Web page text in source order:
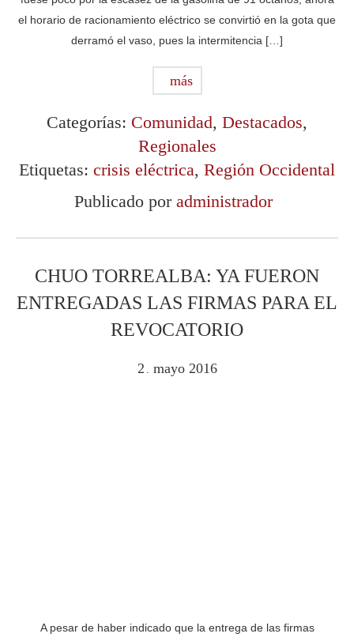
el horario de racionamiento eléctrico se convirtió en la gota que
derramó el vaso, pues la intermitencia […]
más
Categorías: Comunidad, Destacados,
Regionales
Etiquetas: crisis eléctrica, Región Occidental
Publicado por administrador
CHUO TORREALBA: YA FUERON
ENTREGADAS LAS FIRMAS PARA EL
REVOCATORIO
2 . mayo 2016
A pesar de haber indicado que la entrega de las firmas